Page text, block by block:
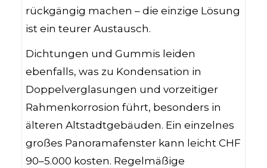
rückgängig machen – die einzige Lösung
ist ein teurer Austausch.
Dichtungen und Gummis leiden
ebenfalls, was zu Kondensation in
Doppelverglasungen und vorzeitiger
Rahmenkorrosion führt, besonders in
älteren Altstadtgebäuden. Ein einzelnes
großes Panoramafenster kann leicht CHF
90–5.000 kosten. Regelmäßige